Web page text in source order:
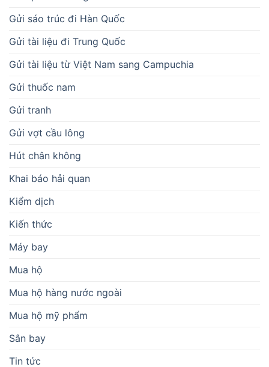
Gửi sáo trúc đi Hàn Quốc
Gửi tài liệu đi Trung Quốc
Gửi tài liệu từ Việt Nam sang Campuchia
Gửi thuốc nam
Gửi tranh
Gửi vợt cầu lông
Hút chân không
Khai báo hải quan
Kiểm dịch
Kiến thức
Máy bay
Mua hộ
Mua hộ hàng nước ngoài
Mua hộ mỹ phẩm
Sân bay
Tin tức